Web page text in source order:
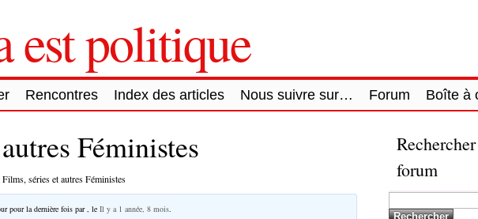
est politique
Rencontres Index des articles Nous suivre sur… Forum Boîte à
Féministes
Films, séries et autres Féministes
pour la dernière fois par , le Il y a 1 année, 8 mois
forum